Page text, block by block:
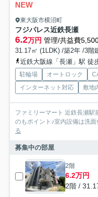
NEW
東大阪市横沼町
フジパレス近鉄長瀬
6.2万円 管理/共益費
31.17㎡ (1LDK) /築2年 /3階
近鉄大阪線「長瀬」駅 徒
駐輪場 オートロック
インターネット対応
敷地
ファミリーマート 近鉄長瀬
のもポイント♪室内設備は洗
る
募集中の部屋
2階
6.2万円
2階 /